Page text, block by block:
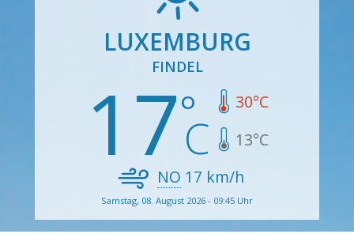
LUXEMBURG
FINDEL
17 30°C
13°C
NO 17 km/h
Samstag, 08. August 2026 - 09:45 Uhr